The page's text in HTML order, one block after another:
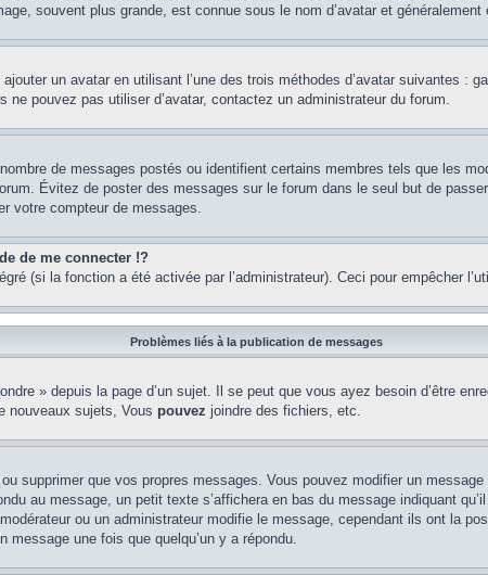
souvent plus grande, est connue sous le nom d’avatar et généralement
un avatar en utilisant l’une des trois méthodes d’avatar suivantes :
pouvez pas utiliser d’avatar, contactez un administrateur du forum.
de messages postés ou identifient certains membres tels que les
Évitez de poster des messages sur le forum dans le seul but de
votre compteur de messages.
de me connecter !?
(si la fonction a été activée par l’administrateur). Ceci pour empêcher
Problèmes liés à la publication de messages
» depuis la page d’un sujet. Il se peut que vous ayez besoin d’être
nouveaux sujets, Vous pouvez joindre des fichiers, etc.
supprimer que vos propres messages. Vous pouvez modifier un
au message, un petit texte s’affichera en bas du message indiquant
ou un administrateur modifie le message, cependant ils ont la
une fois que quelqu’un y a répondu.